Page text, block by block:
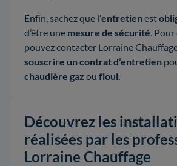
Enfin, sachez que l’entretienest
d’être une mesure de sécurité. Pour
pouvez contacter Lorraine
souscrire un contrat d’entretien
chaudière gaz ou fioul.
Découvrez les
réalisées par les
Lorraine Chauffage